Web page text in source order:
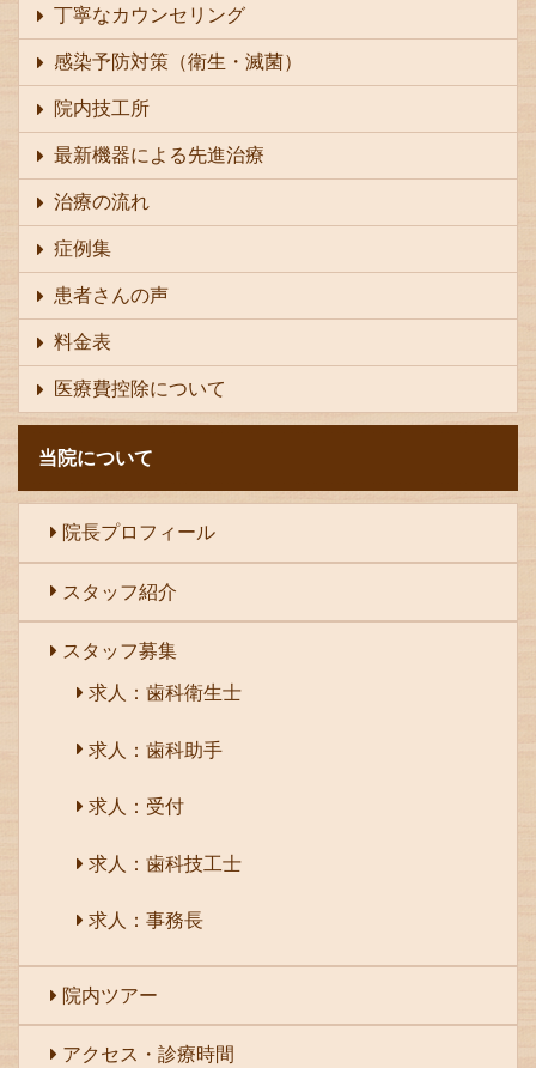
丁寧なカウンセリング
感染予防対策（衛生・滅菌）
院内技工所
最新機器による先進治療
治療の流れ
症例集
患者さんの声
料金表
医療費控除について
当院について
院長プロフィール
スタッフ紹介
スタッフ募集
求人：歯科衛生士
求人：歯科助手
求人：受付
求人：歯科技工士
求人：事務長
院内ツアー
アクセス・診療時間